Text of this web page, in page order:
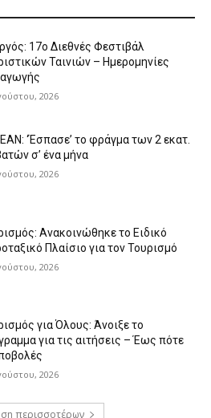
17ο Διεθνές Φεστιβάλ
Ταινιών – Ημερομηνίες
2026
‘Έσπασε’ το φράγμα των 2 εκατ.
σ’ ένα μήνα
2026
Ανακοινώθηκε το Ειδικό
Πλαίσιο για τον Τουρισμό
2026
για Όλους: Άνοιξε το
για τις αιτήσεις – Έως πότε
2026
περισσοτέρων